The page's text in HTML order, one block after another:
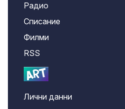
Радио
Списание
Филми
RSS
Лични данни